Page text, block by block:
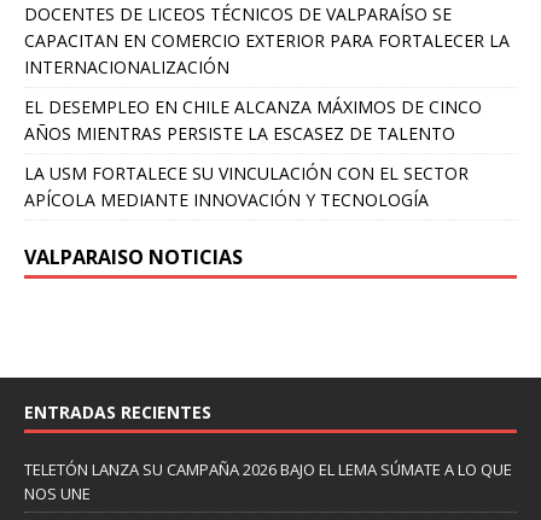
DOCENTES DE LICEOS TÉCNICOS DE VALPARAÍSO SE
CAPACITAN EN COMERCIO EXTERIOR PARA FORTALECER LA
INTERNACIONALIZACIÓN
EL DESEMPLEO EN CHILE ALCANZA MÁXIMOS DE CINCO
AÑOS MIENTRAS PERSISTE LA ESCASEZ DE TALENTO
LA USM FORTALECE SU VINCULACIÓN CON EL SECTOR
APÍCOLA MEDIANTE INNOVACIÓN Y TECNOLOGÍA
VALPARAISO NOTICIAS
ENTRADAS RECIENTES
TELETÓN LANZA SU CAMPAÑA 2026 BAJO EL LEMA SÚMATE A LO QUE
NOS UNE